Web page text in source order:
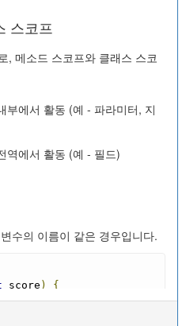
스코프
, 메소드 스코프와 클래스 스코
부에서 활동 (예 - 파라미터, 지
역에서 활동 (예 - 필드)
수의 이름이 같은 경우입니다.
score )
{
;